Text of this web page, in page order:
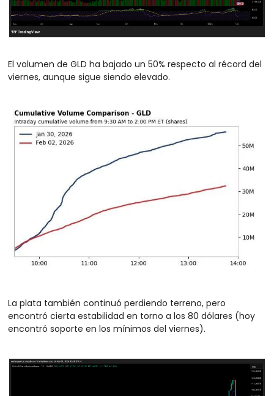
El volumen de GLD ha bajado un 50% respecto al récord del
viernes, aunque sigue siendo elevado.
La plata también continuó perdiendo terreno, pero
encontró cierta estabilidad en torno a los 80 dólares (hoy
encontró soporte en los mínimos del viernes).